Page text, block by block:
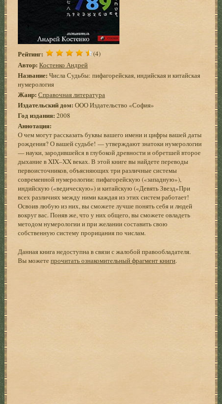
Рейтинг: (4)
Автор: Костенко Андрей
Название: Числа Судьбы: пифагорейская, индийская и китайская
нумерология
Жанр: Справочная литература
Издательский дом:ООО Издательство «София»
Год издания: 2008
Аннотация:
О чем могут рассказать буквы вашего имени и цифры вашей даты
рождения? О вашей судьбе! — утверждают знатоки нумерологии
— науки, зародившейся в глубокой древности и обретшей второе
дыхание в XIX–XX веках. В этой книге вы найдете переводы
первоисточников, объясняющих три различные системы
современной нумерологии: пифагорейскую («западную»),
индийскую («ведическую») и китайскую («Девять Звезд»При
всех различиях между ними каждая из этих систем работает!
Освоив любую из них, вы сможете лучше понять себя и людей
вокруг вас. Поняв же, что у них общего, вы сможете овладеть
методом нумерологии и при желании составить свою
собственную систему прорицания по числам.
Данная книга недоступна в связи с жалобой правообладателя.
Вы можетепрочитать ознакомительный фрагмент книги.